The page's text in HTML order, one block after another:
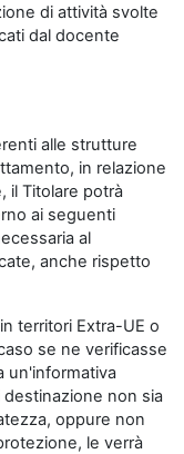
di attività svolte
dal docente
alle strutture
in relazione
il Titolare potrà
ai seguenti
al
anche rispetto
territori Extra-UE o
se ne verificasse
un'informativa
destinazione non sia
oppure non
le verrà